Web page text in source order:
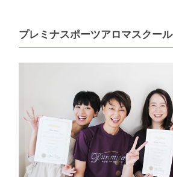
プレミナスポーツアロマスクール